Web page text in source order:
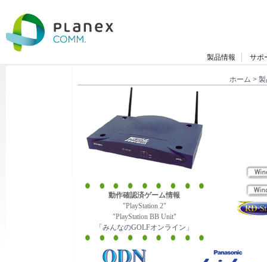
製品情報 サポ
ホーム >
動作確認済ゲーム情報
"PlayStation 2"
"PlayStation BB Unit"
「みんなのGOLFオンライン」